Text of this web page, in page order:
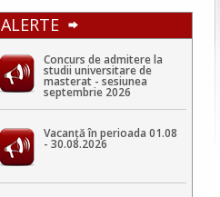
ALERTE
Concurs de admitere la
studii universitare de
masterat - sesiunea
septembrie 2026
Vacanță în perioada 01.08
- 30.08.2026